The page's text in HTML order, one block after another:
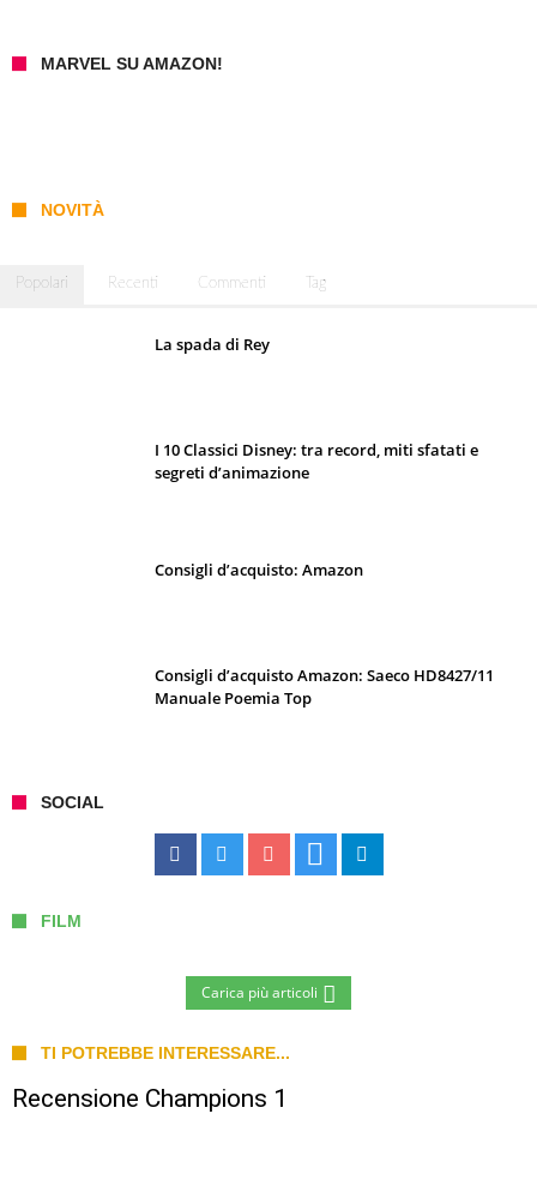
MARVEL SU AMAZON!
NOVITÀ
Popolari Recenti Commenti Tag
La spada di Rey
I 10 Classici Disney: tra record, miti sfatati e
segreti d’animazione
Consigli d’acquisto: Amazon
Consigli d’acquisto Amazon: Saeco HD8427/11
Manuale Poemia Top
SOCIAL
FILM
Carica più articoli
TI POTREBBE INTERESSARE...
Recensione Champions 1